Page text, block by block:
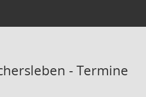
- Termine